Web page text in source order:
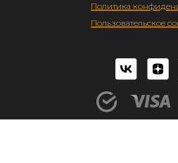
Политика
Пользовательское